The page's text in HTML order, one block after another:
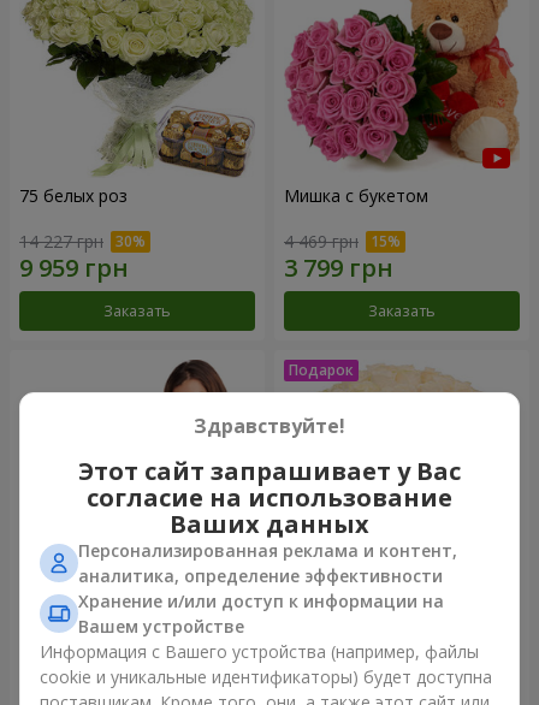
75 белых роз
14 227 грн
Заказать
Мишка с букетом
4 469 грн
Заказать
151 красная роза
32 725 грн
Букет "Очей очарованье"
7 324 грн
Здравствуйте!
Этот сайт запрашивает у Вас
согласие на использование
Ваших данных
Персонализированная реклама и контент,
аналитика, определение эффективности
Хранение и/или доступ к информации на
Вашем устройстве
Информация с Вашего устройства (например, файлы
cookie и уникальные идентификаторы) будет доступна